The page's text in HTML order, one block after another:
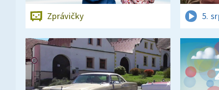
Zprávičky 5.